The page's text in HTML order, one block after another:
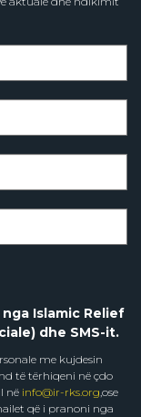
Islamic Relief
dhe SMS-it.
me kujdesin
të tërhiqeni në çdo
në info@ir-rks.org,ose
që i pranoni nga